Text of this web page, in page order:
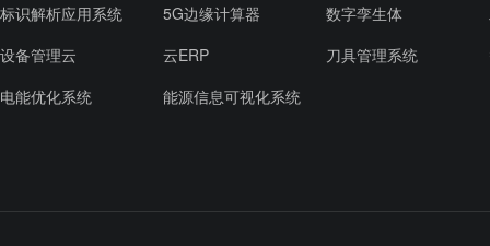
标识解析应用系统 5G边缘计算器 数字孪生体
设备管理云
云ERP 刀具管理系统
电能优化系统
能源信息可视化系统